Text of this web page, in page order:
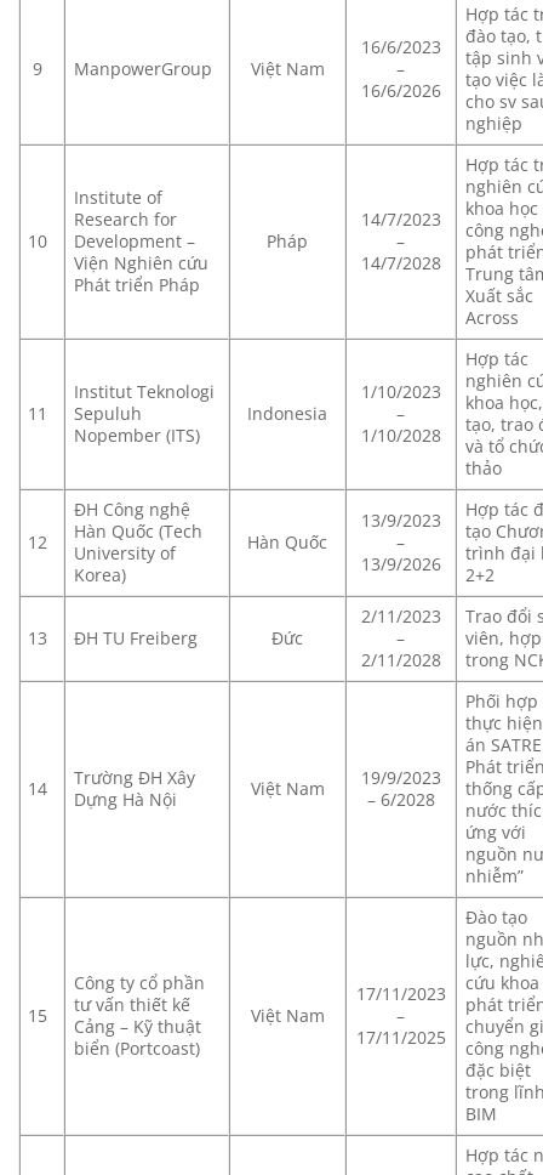
9 ManpowerGroup Việt Nam
16/6/2023
–
16/6/2026
Hợp tác
đào tạo,
tập sinh
tạo việc
cho sv
nghiệp
10
Institute of
Research for
Development –
Viện Nghiên cứu
Phát triển Pháp
Pháp
14/7/2023
–
14/7/2028
Hợp tác
nghiên
khoa học
công
phát
Trung
Xuất sắc
Across
11
Institut Teknologi
Sepuluh
Nopember (ITS)
Indonesia
1/10/2023
–
1/10/2028
Hợp tác
nghiên
khoa
tạo, trao
và tổ
thảo
12
ĐH Công nghệ
Hàn Quốc (Tech
University of
Korea)
Hàn Quốc
13/9/2023
–
13/9/2026
Hợp tác
tạo
trình đại
2+2
13 ĐH TU Freiberg Đức
2/11/2023
–
2/11/2028
Trao đổi
viên,
trong
14
Trường ĐH Xây
Dựng Hà Nội
Việt Nam
19/9/2023
– 6/2028
Phối hợp
thực
án
Phát
thống
nước
ứng với
nguồn
nhiễm”
15
Công ty cổ phần
tư vấn thiết kế
Cảng – Kỹ thuật
biển (Portcoast)
Việt Nam
17/11/2023
–
17/11/2025
Đào tạo
nguồn
lực,
cứu
phát
chuyển
công
đặc biệt
trong
BIM
Hợp tác